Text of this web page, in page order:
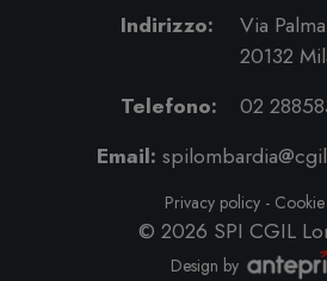
Indirizzo:
Via
20132
Telefono:
02
Email:
Privacy policy -
© 2026 SPI CGIL
Design by